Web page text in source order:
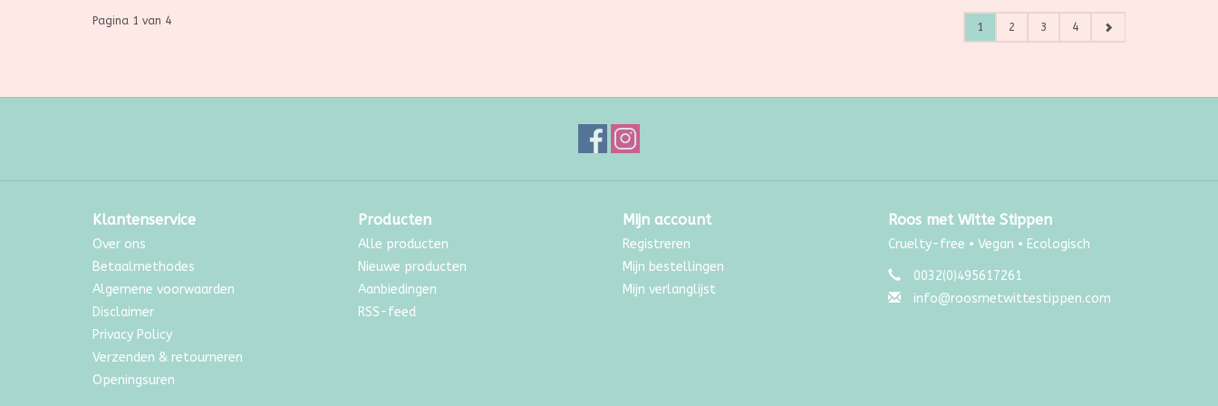
Pagina 1 van 4 1 2 3 4
Klantenservice
Over ons
Betaalmethodes
Algemene voorwaarden
Disclaimer
Privacy Policy
Verzenden & retourneren
Openingsuren
Producten
Alle producten
Nieuwe producten
Aanbiedingen
RSS-feed
Mijn account
Registreren
Mijn bestellingen
Mijn verlanglijst
Roos met Witte Stippen
Cruelty-free • Vegan • Ecologisch
0032(0)495617261
info@roosmetwittestippen.com